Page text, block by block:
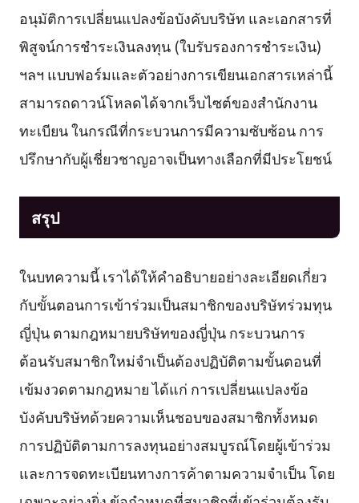
อนุมัติการเปลี่ยนแปลงข้อบังคับบริษัท และเอกสารที่
พิสูจน์การชำระเงินลงทุน (ใบรับรองการชำระเงิน)
ฯลฯ แบบฟอร์มและตัวอย่างการเขียนเอกสารเหล่านี้
สามารถดาวน์โหลดได้จากเว็บไซต์ของสำนักงาน
ทะเบียน ในกรณีที่กระบวนการมีความซับซ้อน การ
ปรึกษากับผู้เชี่ยวชาญอาจเป็นทางเลือกที่มีประโยชน์
สรุป
ในบทความนี้ เราได้ให้คำอธิบายอย่างละเอียดเกี่ยว
กับขั้นตอนการเข้าร่วมเป็นสมาชิกของบริษัทร่วมทุน
ญี่ปุ่น ตามกฎหมายบริษัทของญี่ปุ่น กระบวนการ
ต้อนรับสมาชิกใหม่จำเป็นต้องปฏิบัติตามขั้นตอนที่
เข้มงวดตามกฎหมาย ได้แก่ การเปลี่ยนแปลงข้อ
บังคับบริษัทด้วยความเห็นชอบของสมาชิกทั้งหมด
การปฏิบัติตามการลงทุนอย่างสมบูรณ์โดยผู้เข้าร่วม
และการจดทะเบียนทางการค้าตามความจำเป็น โดย